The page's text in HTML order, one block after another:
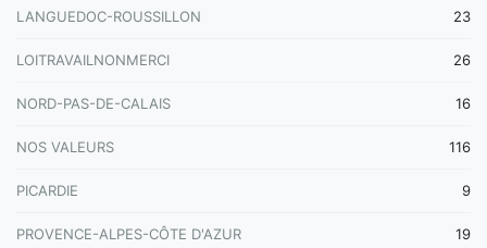
LANGUEDOC-ROUSSILLON 23
LOITRAVAILNONMERCI 26
NORD-PAS-DE-CALAIS 16
NOS VALEURS 116
PICARDIE 9
PROVENCE-ALPES-CÔTE D'AZUR 19